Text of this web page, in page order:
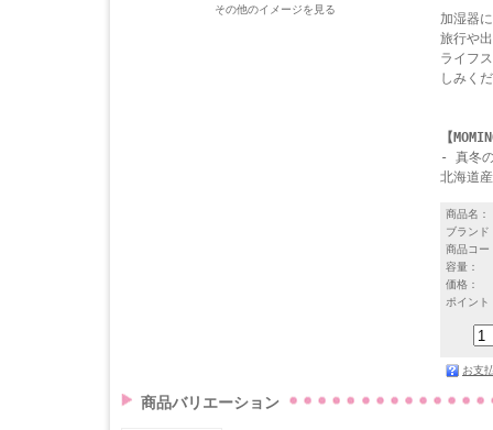
加湿器
旅行や
ライフ
しみく
【
- 真冬
北海道
商品名：
ブランド
商品コー
容量：
価格：
ポイント
お支
その他のイメージを見る
商品バリエーション